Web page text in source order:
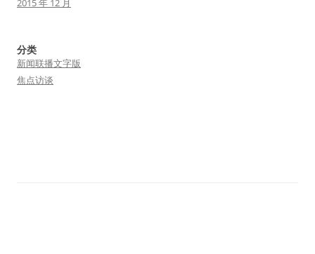
2015 年 12 月
分类
新闻联播文字版
焦点访谈